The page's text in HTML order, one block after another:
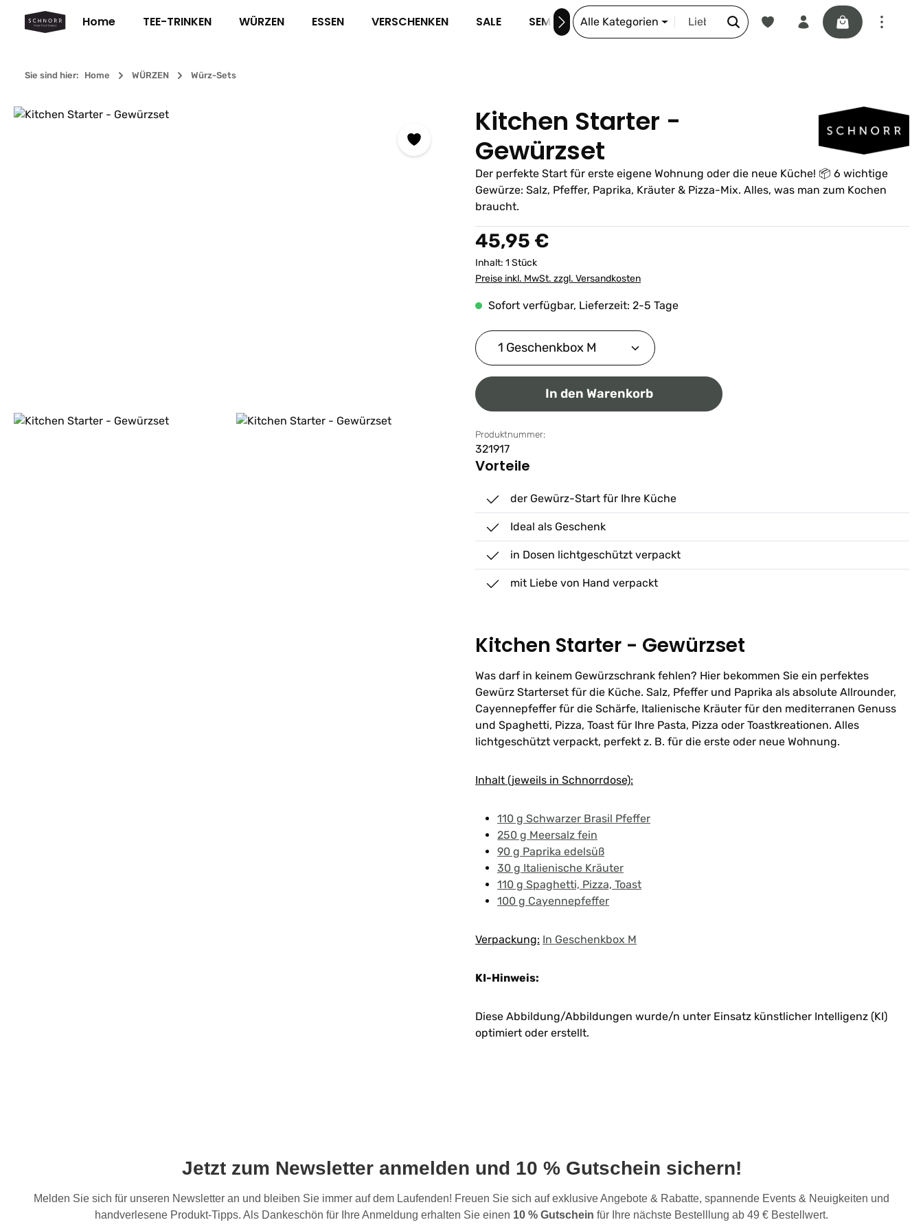
Hauptinhalt springen
Zur Suche springen
Zur Hauptnavigation springen
Home TEE-TRINKEN WÜRZEN ESSEN VERSCHENKEN SALE SEMINARE DIE SCHNORR-STORY
Alle Kategorien
Du hast 0 Produkte auf dem
Warenkorb
Sie sind hier: Home WÜRZEN Würz-Sets
Bildergalerie überspringen
Kitchen Starter -
Gewürzset
Der perfekte Start für erste eigene Wohnung oder die neue Küche! 📦 6 wichtige
Gewürze: Salz, Pfeffer, Paprika, Kräuter & Pizza-Mix. Alles, was man zum Kochen
braucht.
Regulärer Preis:
45,95 €
Inhalt: 1 Stück
Preise inkl. MwSt. zzgl. Versandkosten
Sofort verfügbar, Lieferzeit: 2-5 Tage
Produkt Anzahl: Gib den gewünschten Wert ein oder
In den Warenkorb
Produktnummer:
321917
Vorteile
der Gewürz-Start für Ihre Küche
Ideal als Geschenk
in Dosen lichtgeschützt verpackt
mit Liebe von Hand verpackt
Kitchen Starter - Gewürzset
Was darf in keinem Gewürzschrank fehlen? Hier bekommen Sie ein perfektes
Gewürz Starterset für die Küche. Salz, Pfeffer und Paprika als absolute Allrounder,
Cayennepfeffer für die Schärfe, Italienische Kräuter für den mediterranen Genuss
und Spaghetti, Pizza, Toast für Ihre Pasta, Pizza oder Toastkreationen. Alles
lichtgeschützt verpackt, perfekt z. B. für die erste oder neue Wohnung.
Inhalt (jeweils in Schnorrdose):
110 g Schwarzer Brasil Pfeffer
250 g Meersalz fein
90 g Paprika edelsüß
30 g Italienische Kräuter
110 g Spaghetti, Pizza, Toast
100 g Cayennepfeffer
Verpackung: In Geschenkbox M
KI-Hinweis:
Diese Abbildung/Abbildungen wurde/n unter Einsatz künstlicher Intelligenz (KI)
optimiert oder erstellt.
Jetzt zum Newsletter anmelden und 10 % Gutschein sichern!
Melden Sie sich für unseren Newsletter an und bleiben Sie immer auf dem Laufenden! Freuen Sie sich auf exklusive Angebote & Rabatte, spannende Events & Neuigkeiten und
handverlesene Produkt-Tipps. Als Dankeschön für Ihre Anmeldung erhalten Sie einen 10 % Gutschein für Ihre nächste Bestelllung ab 49 € Bestellwert.